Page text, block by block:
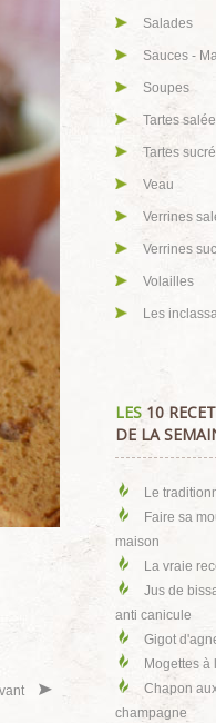
Salades
Sauces -
Soupes
Tartes
Tartes
Veau
Verrines
Verrines
Volailles
Les
LES 10
DE LA
Le
Faire sa
maison
La vraie
Jus de
anti canicule
Gigot
Mogettes à
Chapon
champagne